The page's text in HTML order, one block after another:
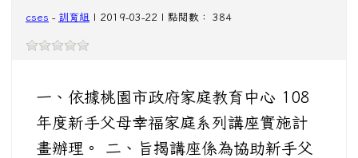
cses - 訓育組 | 2019-03-22 | 點閱數： 384
一、依據桃園市政府家庭教育中心 108
年度新手父母幸福家庭系列講座實施計
畫辦理。 二、旨揭講座係為協助新手父